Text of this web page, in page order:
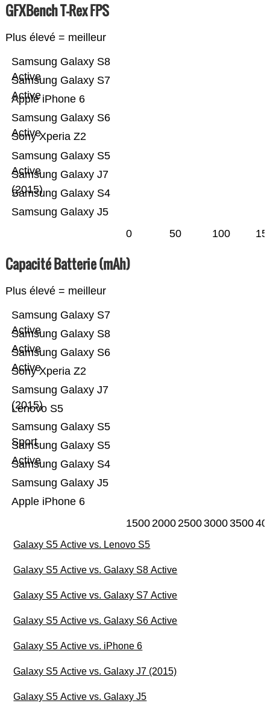
GFXBench T-Rex FPS
Plus élevé = meilleur
Samsung Galaxy J5
Samsung Galaxy S4
Samsung Galaxy J7
(2015)
Samsung Galaxy S5
Active
Sony Xperia Z2
Samsung Galaxy S6
Active
Apple iPhone 6
Samsung Galaxy S7
Active
Samsung Galaxy S8
Active
0 50 100
Capacité Batterie (mAh)
Plus élevé = meilleur
Apple iPhone 6
Samsung Galaxy J5
Samsung Galaxy S4
Samsung Galaxy S5
Active
Samsung Galaxy S5
Sport
Lenovo S5
Samsung Galaxy J7
(2015)
Sony Xperia Z2
Samsung Galaxy S6
Active
Samsung Galaxy S8
Active
Samsung Galaxy S7
Active
15002000250030003500
Galaxy S5 Active vs. Lenovo S5
Galaxy S5 Active vs. Galaxy S8 Active
Galaxy S5 Active vs. Galaxy S7 Active
Galaxy S5 Active vs. Galaxy S6 Active
Galaxy S5 Active vs. iPhone 6
Galaxy S5 Active vs. Galaxy J7 (2015)
Galaxy S5 Active vs. Galaxy J5